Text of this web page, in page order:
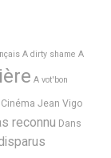
A dirty shame A
A vot'bon
Cinéma Jean Vigo
reconnu Dans